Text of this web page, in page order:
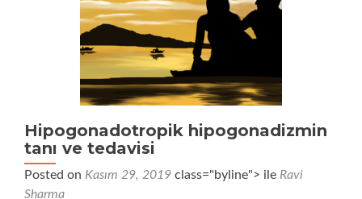
Hipogonadotropik hipogonadizmin
tanı ve tedavisi
Posted on Kasım 29, 2019 class="byline"> ile Ravi
Sharma